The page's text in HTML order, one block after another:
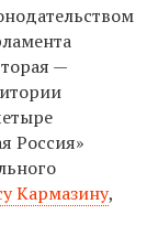
—
Россия»
Кармазину,